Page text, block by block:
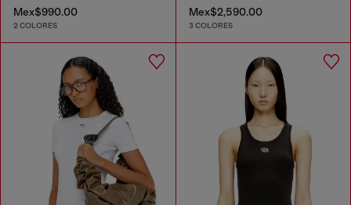
Mex$990.00
2 COLORES
Mex$2,590.00
3 COLORES